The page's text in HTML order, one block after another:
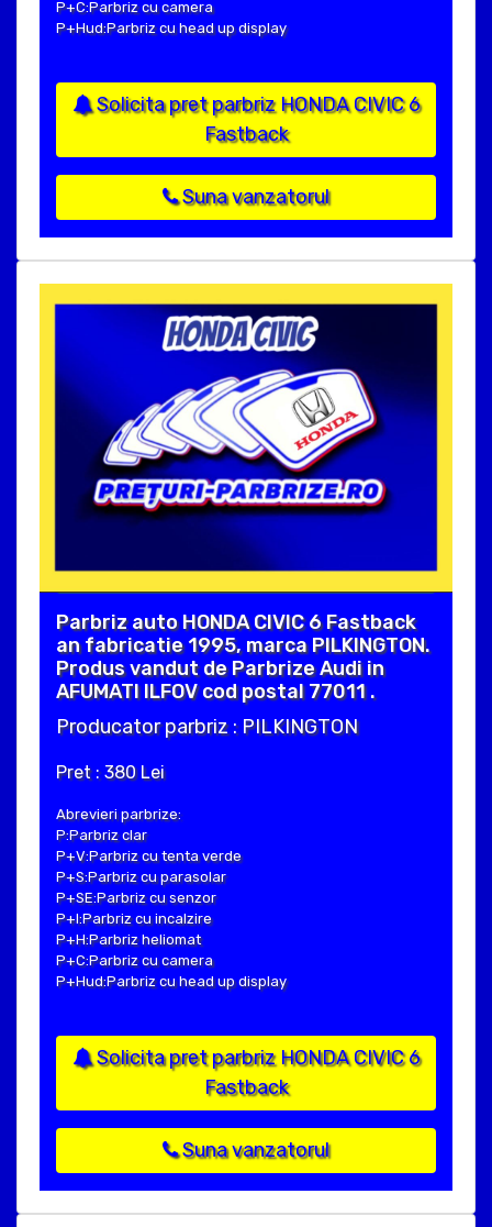
P+C:Parbriz cu camera
P+Hud:Parbriz cu head up display
Solicita pret parbriz HONDA CIVIC 6
Fastback
Suna vanzatorul
Parbriz auto HONDA CIVIC 6 Fastback
an fabricatie 1995, marca PILKINGTON.
Produs vandut de Parbrize Audi in
AFUMATI ILFOV cod postal 77011 .
Producator parbriz : PILKINGTON
Pret : 380 Lei
Abrevieri parbrize:
P:Parbriz clar
P+V:Parbriz cu tenta verde
P+S:Parbriz cu parasolar
P+SE:Parbriz cu senzor
P+I:Parbriz cu incalzire
P+H:Parbriz heliomat
P+C:Parbriz cu camera
P+Hud:Parbriz cu head up display
Solicita pret parbriz HONDA CIVIC 6
Fastback
Suna vanzatorul